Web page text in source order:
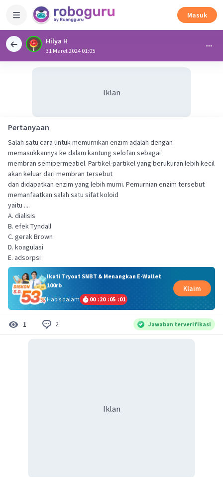
Masuk
Hilya H
31 Maret 2024 01:05
Iklan
Pertanyaan
Salah satu cara untuk memurnikan enzim adalah dengan
memasukkannya ke dalam kantung selofan sebagai
membran semipermeabel. Partikel-partikel yang berukuran lebih kecil
akan keluar dari membran tersebut
dan didapatkan enzim yang lebih murni. Pemurnian enzim tersebut
memanfaatkan salah satu sifat koloid
yaitu ....
A. dialisis
B. efek Tyndall
C. gerak Brown
D. koagulasi
E. adsorpsi
Ikuti Tryout SNBT & Menangkan E-Wallet
100rb
Habis dalam
00 :20 :05 :00
Klaim
1 2 Jawaban terverifikasi
Iklan